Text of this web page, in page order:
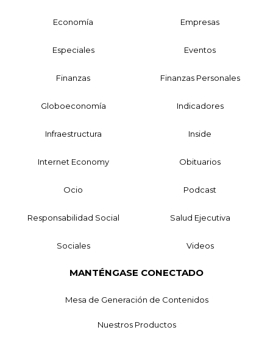
Economía Empresas
Especiales Eventos
Finanzas Finanzas Personales
Globoeconomía Indicadores
Infraestructura Inside
Internet Economy Obituarios
Ocio Podcast
Responsabilidad Social Salud Ejecutiva
Sociales Videos
MANTÉNGASE CONECTADO
Mesa de Generación de Contenidos
Nuestros Productos